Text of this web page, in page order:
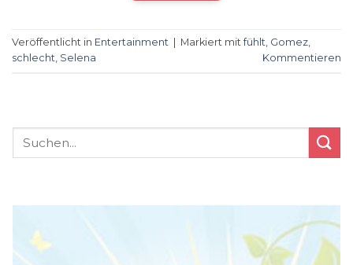
Veröffentlicht in Entertainment Markiert mitfühlt Gomez
schlecht Selena Kommentieren